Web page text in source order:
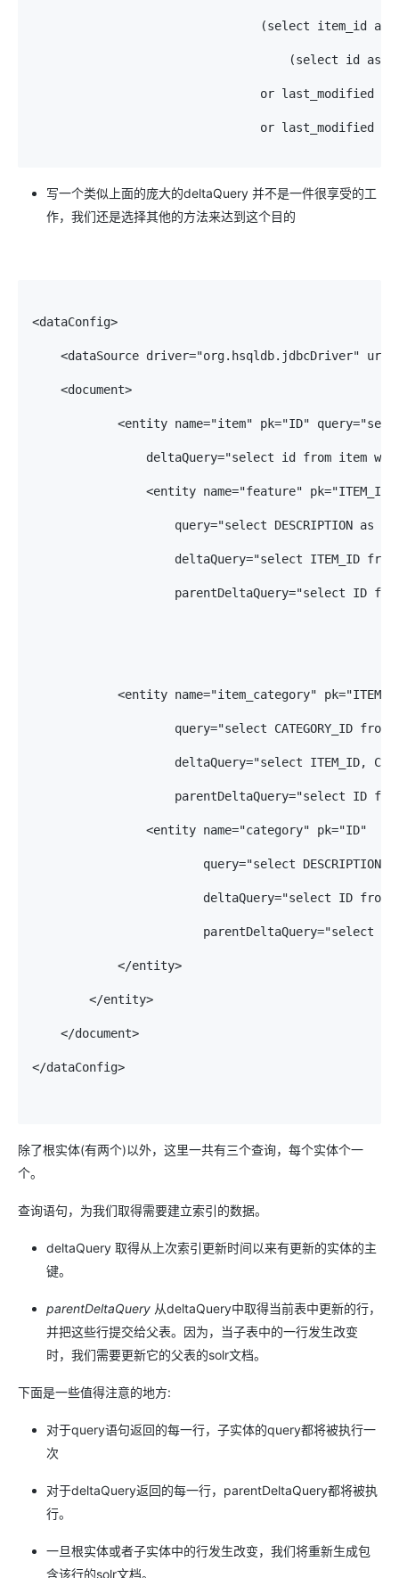
(select item_id
(select id as
or last_modified >
or last_modified >
写一个类似上面的庞大的deltaQuery 并不是一件很享受的工
作，我们还是选择其他的方法来达到这个目的
<dataConfig>
<dataSource driver="org.hsqldb.jdbcDriver"
    <document>
<entity name="item" pk="ID"
deltaQuery="select id from item
<entity name="feature"
query="select DESCRIPTION as
deltaQuery="select ITEM_ID
parentDeltaQuery="select ID
<entity name="item_category"
query="select CATEGORY_ID from
deltaQuery="select ITEM_ID,
parentDeltaQuery="select ID
                <entity name="category" pk="ID"
query="select DESCRIPTION
deltaQuery="select ID
parentDeltaQuery="select
            </entity>
        </entity>
    </document>
</dataConfig>
除了根实体(有两个)以外，这里一共有三个查询，每个实体个一
个。
查询语句，为我们取得需要建立索引的数据。
deltaQuery 取得从上次索引更新时间以来有更新的实体的主
键。
parentDeltaQuery 从deltaQuery中取得当前表中更新的行，
并把这些行提交给父表。因为，当子表中的一行发生改变
时，我们需要更新它的父表的solr文档。
下面是一些值得注意的地方:
对于query语句返回的每一行，子实体的query都将被执行一
次
对于deltaQuery返回的每一行，parentDeltaQuery都将被执
行。
一旦根实体或者子实体中的行发生改变，我们将重新生成包
含该行的solr文档。